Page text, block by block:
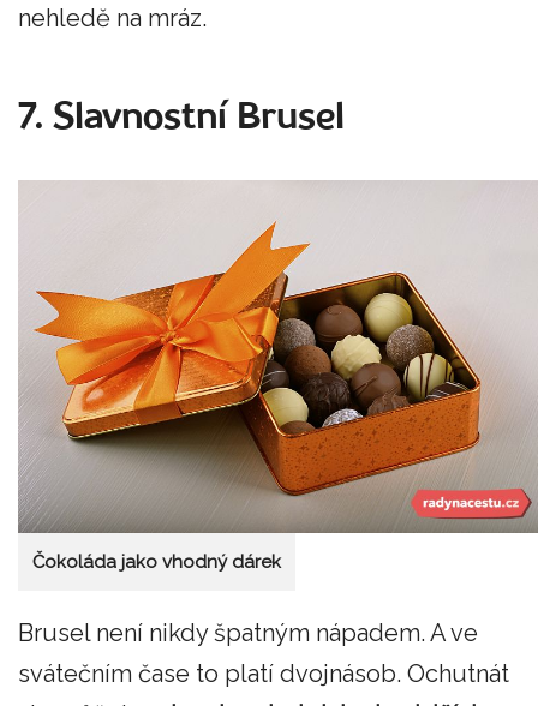
nehledě na mráz.
7. Slavnostní Brusel
Čokoláda jako vhodný dárek
Brusel není nikdy špatným nápadem. A ve
svátečním čase to platí dvojnásob. Ochutnát